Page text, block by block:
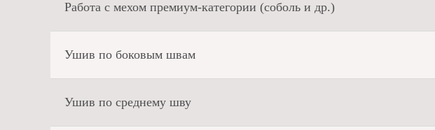
Работа с мехом премиум-категории (соболь и др.)
Ушив по боковым швам
Ушив по среднему шву